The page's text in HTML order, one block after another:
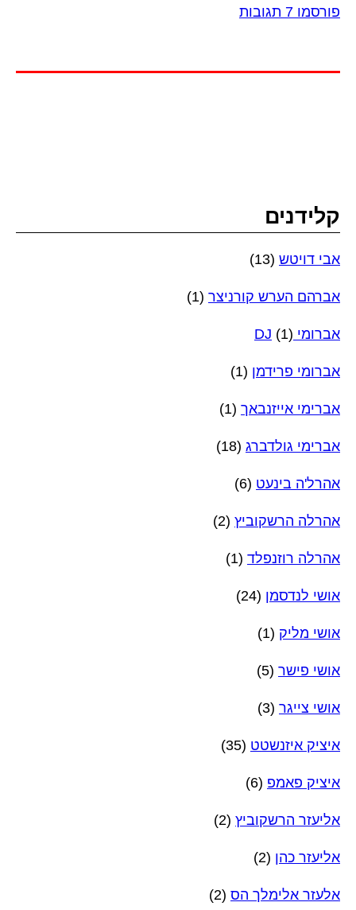
פורסמו 7 תגובות
קלידנים
אבי דויטש (13)
אברהם הערש קורניצר (1)
אברומי DJ (1)
אברומי פרידמן (1)
אברימי אייזנבאך (1)
אברימי גולדברג (18)
אהרל'ה בינעט (6)
אהרלה הרשקוביץ (2)
אהרלה רוזנפלד (1)
אושי לנדסמן (24)
אושי מליק (1)
אושי פישר (5)
אושי צייגר (3)
איציק איזנשטט (35)
איציק פאמפ (6)
אליעזר הרשקוביץ (2)
אליעזר כהן (2)
אלעזר אלימלך הס (2)